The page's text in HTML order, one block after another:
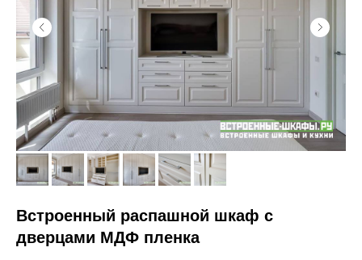
Встроенный распашной шкаф с
дверцами МДФ пленка